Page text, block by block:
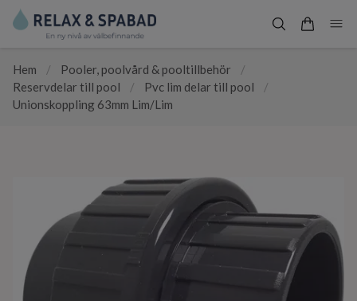
Hem / Pooler, poolvård & pooltillbehör
/
Reservdelar till pool
/ Pvc lim delar till pool
/
Unionskoppling 63mm Lim/Lim